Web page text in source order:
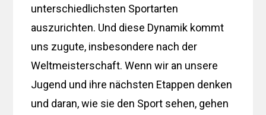
unterschiedlichsten Sportarten
auszurichten. Und diese Dynamik kommt
uns zugute, insbesondere nach der
Weltmeisterschaft. Wenn wir an unsere
Jugend und ihre nächsten Etappen denken
und daran, wie sie den Sport sehen, gehen